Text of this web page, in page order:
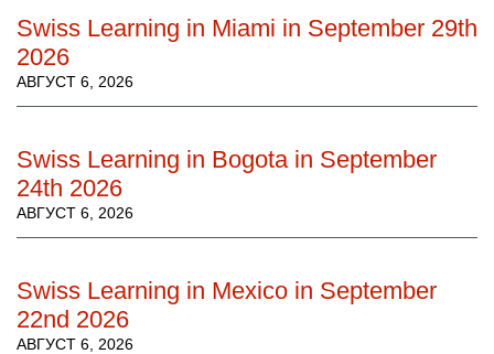
Swiss Learning in Miami in September 29th
2026
АВГУСТ 6, 2026
Swiss Learning in Bogota in September
24th 2026
АВГУСТ 6, 2026
Swiss Learning in Mexico in September
22nd 2026
АВГУСТ 6, 2026